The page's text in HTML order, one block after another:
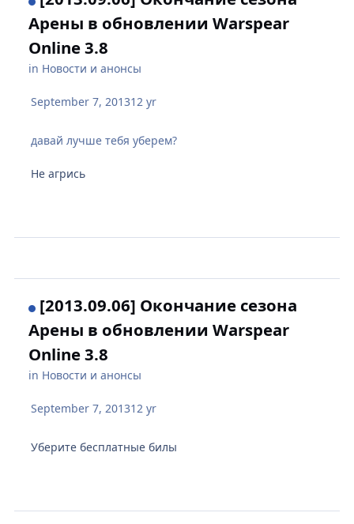
Арены в обновлении Warspear
Online 3.8
in Новости и анонсы
September 7, 201312 yr
давай лучше тебя уберем?
Не агрись
[2013.09.06] Окончание сезона
Арены в обновлении Warspear
Online 3.8
in Новости и анонсы
September 7, 201312 yr
Уберите бесплатные билы